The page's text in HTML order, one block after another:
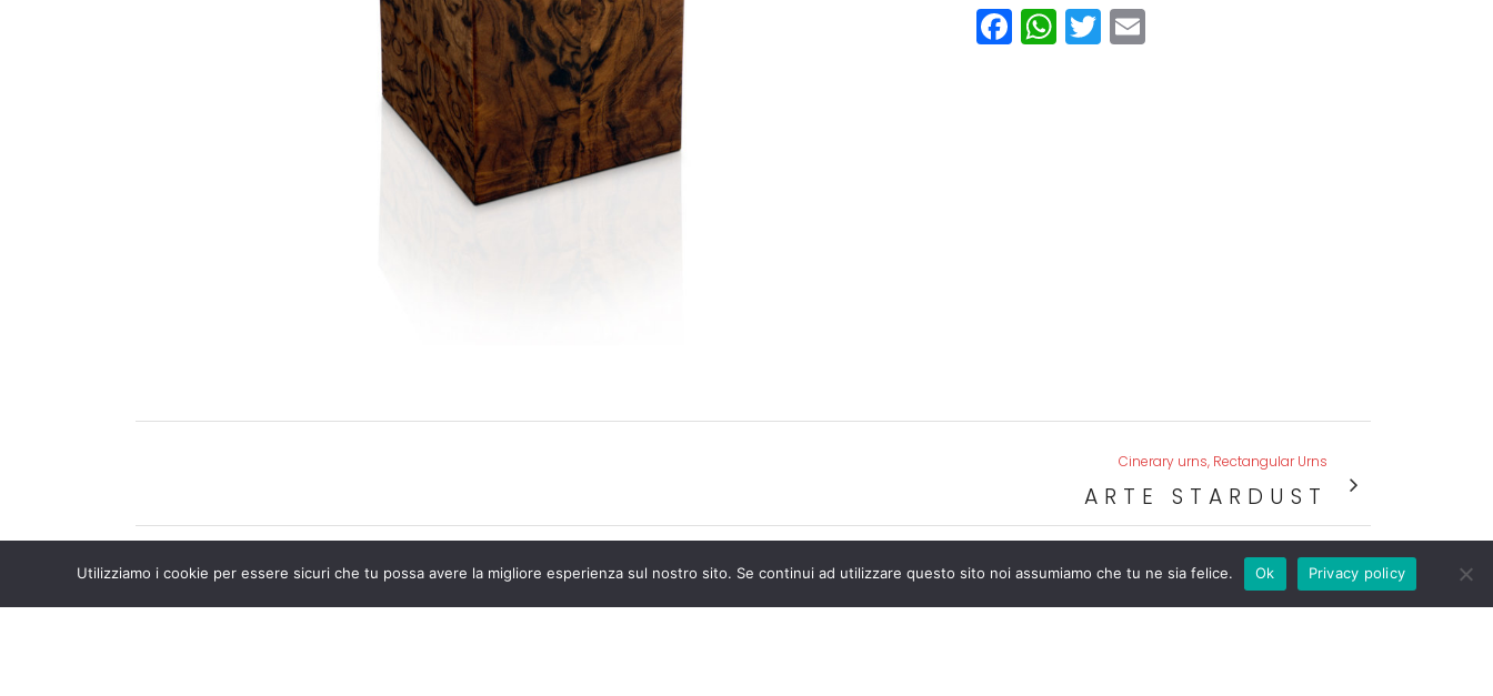
Facebook
WhatsApp
Twitter
Cinerary urns, Rectangular Urns
ARTE STARDUST
Utilizziamo i cookie per essere sicuri che tu possa avere la migliore esperienza sul nostro sito. Se continui ad utilizzare questo sito noi assumiamo che tu ne sia felice. Ok Privacy policy